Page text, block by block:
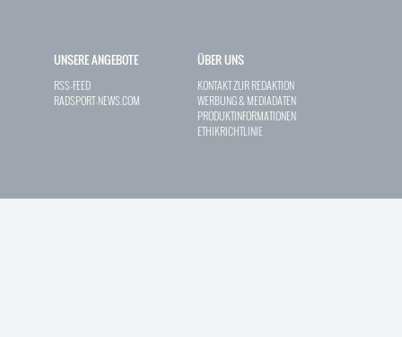
UNSERE ANGEBOTE
RSS-FEED
RADSPORT-NEWS.COM
ÜBER UNS
KONTAKT ZUR REDAKTION
WERBUNG & MEDIADATEN
PRODUKTINFORMATIONEN
ETHIKRICHTLINIE